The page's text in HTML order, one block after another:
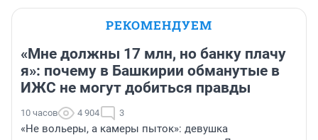
РЕКОМЕНДУЕМ
«Мне должны 17 млн, но банку плачу
я»: почему в Башкирии обманутые в
ИЖС не могут добиться правды
10 часов 4 904 3
«Не вольеры, а камеры пыток»: девушка